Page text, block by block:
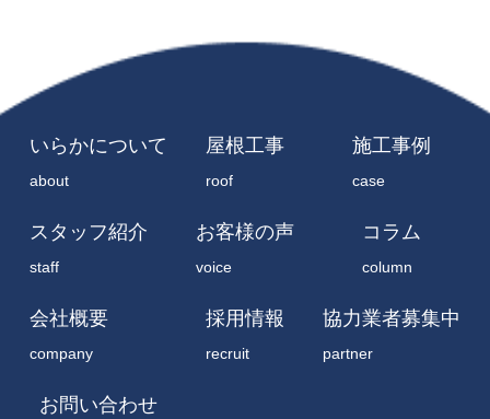
いらかについて
about
屋根工事
roof
施工事例
case
スタッフ紹介
staff
お客様の声
voice
コラム
column
会社概要
company
採用情報
recruit
協力業者募集中
partner
お問い合わせ